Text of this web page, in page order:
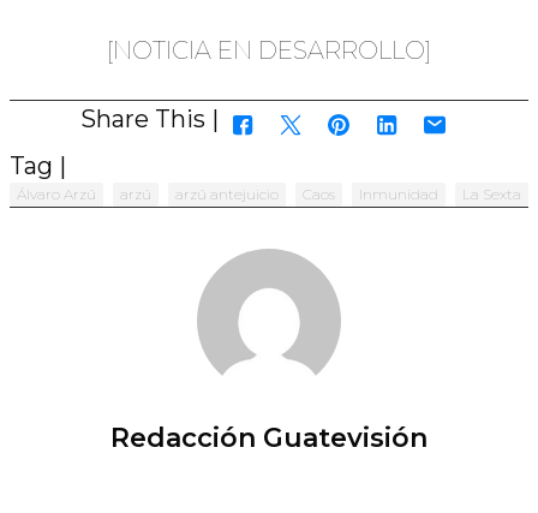
[NOTICIA EN DESARROLLO]
Share This |
Tag |
Álvaro Arzú arzú arzú antejuicio Caos Inmunidad La Sexta
Redacción Guatevisión